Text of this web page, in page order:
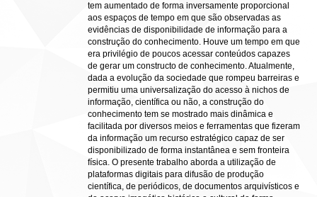
tem aumentado de forma inversamente proporcional
aos espaços de tempo em que são observadas as
evidências de disponibilidade de informação para a
construção do conhecimento. Houve um tempo em que
era privilégio de poucos acessar conteúdos capazes
de gerar um constructo de conhecimento. Atualmente,
dada a evolução da sociedade que rompeu barreiras e
permitiu uma universalização do acesso à nichos de
informação, científica ou não, a construção do
conhecimento tem se mostrado mais dinâmica e
facilitada por diversos meios e ferramentas que fizeram
da informação um recurso estratégico capaz de ser
disponibilizado de forma instantânea e sem fronteira
física. O presente trabalho aborda a utilização de
plataformas digitais para difusão de produção
científica, de periódicos, de documentos arquivísticos e